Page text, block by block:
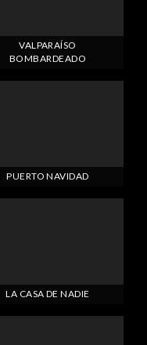
VALPARAÍSO
BOMBARDEADO
PUERTO NAVIDAD
LA CASA DE NADIE